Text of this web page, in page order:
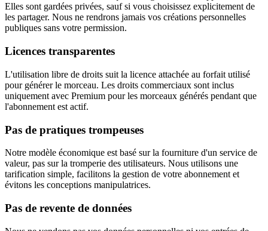
Elles sont gardées privées, sauf si vous choisissez explicitement de
les partager. Nous ne rendrons jamais vos créations personnelles
publiques sans votre permission.
Licences transparentes
L'utilisation libre de droits suit la licence attachée au forfait utilisé
pour générer le morceau. Les droits commerciaux sont inclus
uniquement avec Premium pour les morceaux générés pendant que
l'abonnement est actif.
Pas de pratiques trompeuses
Notre modèle économique est basé sur la fourniture d'un service de
valeur, pas sur la tromperie des utilisateurs. Nous utilisons une
tarification simple, facilitons la gestion de votre abonnement et
évitons les conceptions manipulatrices.
Pas de revente de données